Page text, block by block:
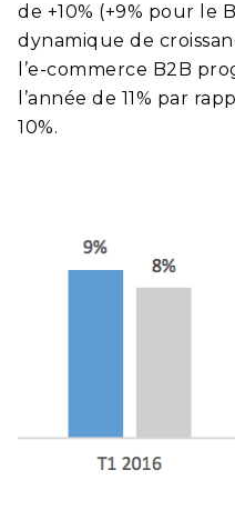
de +10% (+9% pour le
dynamique de
l’e-commerce B2B
l’année de 11% par
10%.